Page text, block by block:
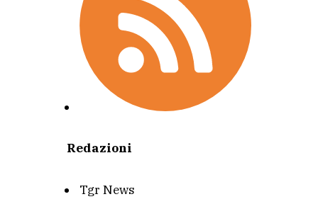
Redazioni
Tgr News